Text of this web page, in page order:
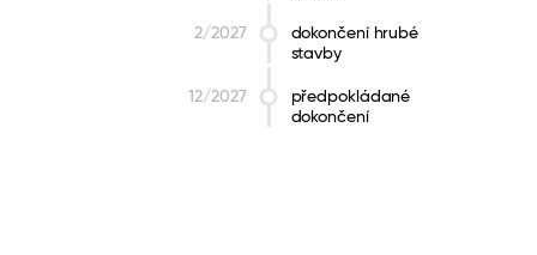
dokončení hrubé
stavby
2/2027
předpokládané
dokončení
12/2027